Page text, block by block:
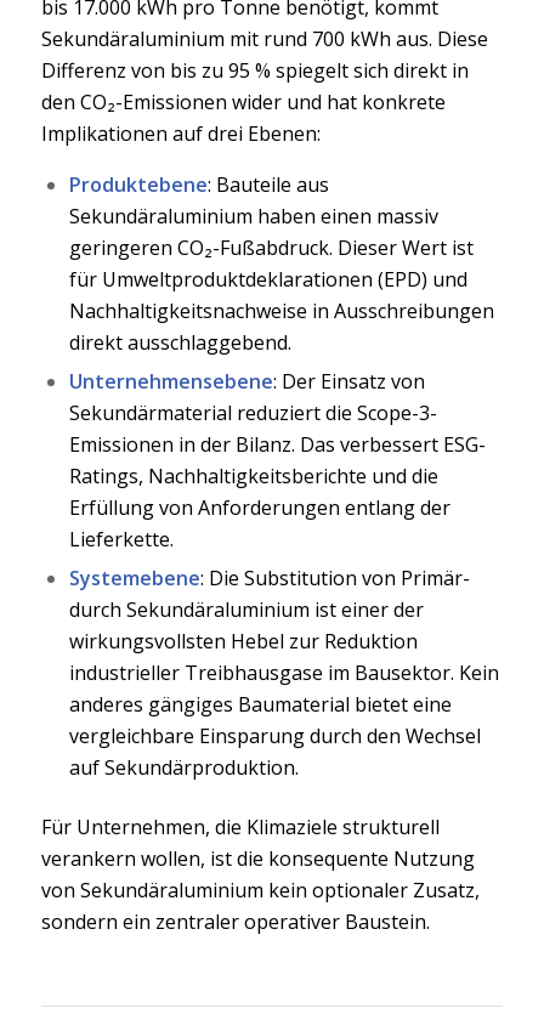
bis 17.000 kWh pro Tonne benötigt, kommt
Sekundäraluminium mit rund 700 kWh aus. Diese
Differenz von bis zu 95 % spiegelt sich direkt in
den CO₂-Emissionen wider und hat konkrete
Implikationen auf drei Ebenen:
Produktebene: Bauteile aus
Sekundäraluminium haben einen massiv
geringeren CO₂-Fußabdruck. Dieser Wert ist
für Umweltproduktdeklarationen (EPD) und
Nachhaltigkeitsnachweise in Ausschreibungen
direkt ausschlaggebend.
Unternehmensebene: Der Einsatz von
Sekundärmaterial reduziert die Scope-3-
Emissionen in der Bilanz. Das verbessert ESG-
Ratings, Nachhaltigkeitsberichte und die
Erfüllung von Anforderungen entlang der
Lieferkette.
Systemebene: Die Substitution von Primär-
durch Sekundäraluminium ist einer der
wirkungsvollsten Hebel zur Reduktion
industrieller Treibhausgase im Bausektor. Kein
anderes gängiges Baumaterial bietet eine
vergleichbare Einsparung durch den Wechsel
auf Sekundärproduktion.
Für Unternehmen, die Klimaziele strukturell
verankern wollen, ist die konsequente Nutzung
von Sekundäraluminium kein optionaler Zusatz,
sondern ein zentraler operativer Baustein.